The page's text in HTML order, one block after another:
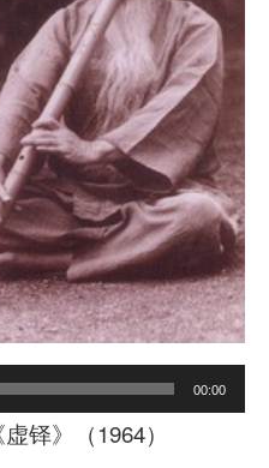
00:00
铎》（1964）